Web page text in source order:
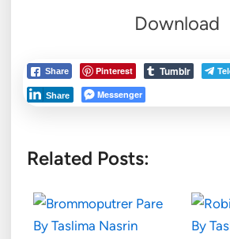
Download
Share Pinterest Tumblr
Share Messenger
Related Posts: